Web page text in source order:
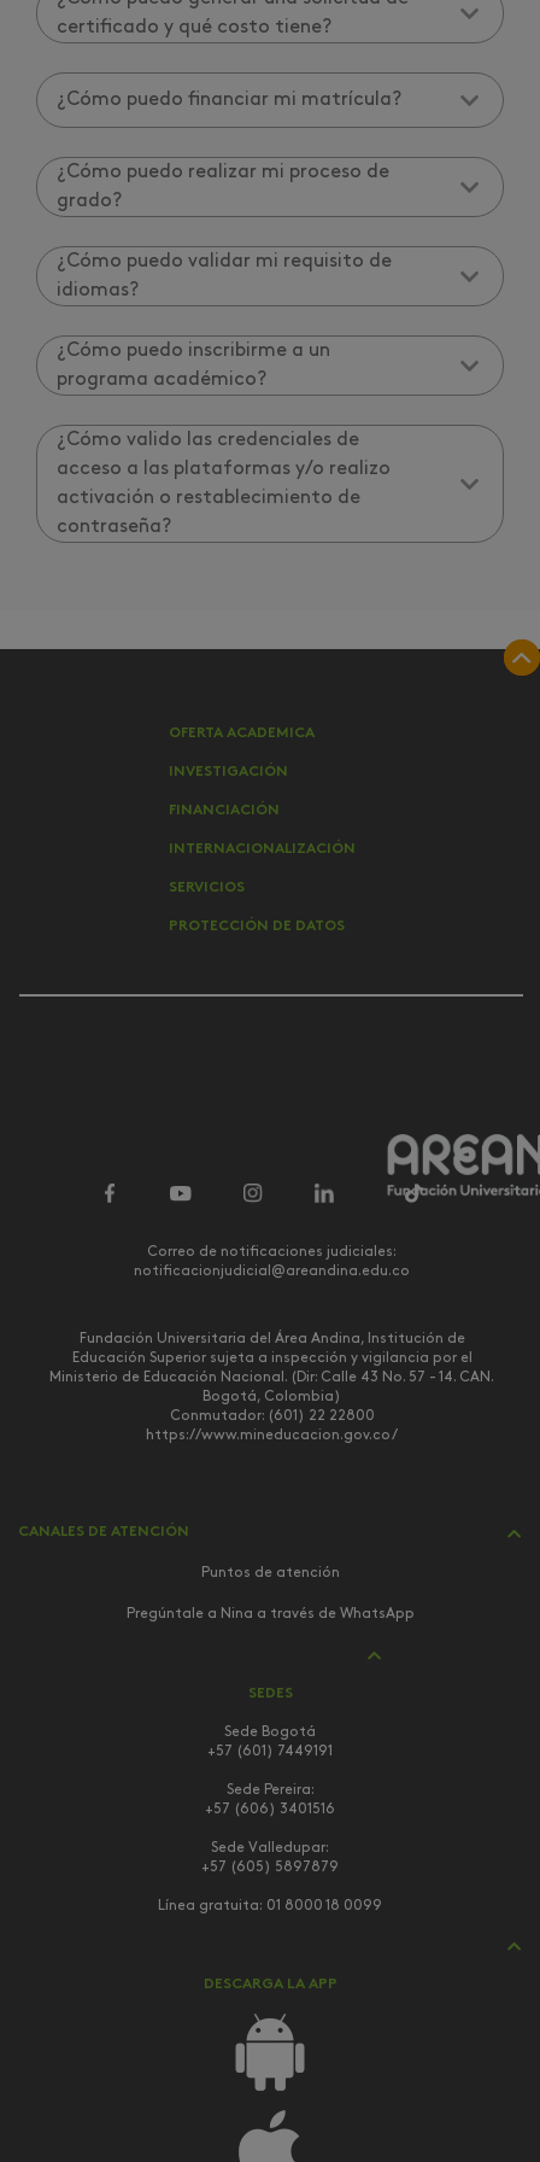
certificado y qué costo tiene?
¿Cómo puedo financiar mi matrícula?
¿Cómo puedo realizar mi proceso de
grado?
¿Cómo puedo validar mi requisito de
idiomas?
¿Cómo puedo inscribirme a un
programa académico?
¿Cómo valido las credenciales de
acceso a las plataformas y/o realizo
activación o restablecimiento de
contraseña?
OFERTA ACADEMICA
INVESTIGACIÓN
FINANCIACIÓN
INTERNACIONALIZACIÓN
SERVICIOS
PROTECCIÓN DE DATOS
Correo de notificaciones judiciales:
notificacionjudicial@areandina.edu.co
Fundación Universitaria del Área Andina, Institución de
Educación Superior sujeta a inspección y vigilancia por el
Ministerio de Educación Nacional. (Dir: Calle 43 No. 57 - 14. CAN.
Bogotá, Colombia)
Conmutador: (601) 22 22800
https://www.mineducacion.gov.co/
CANALES DE ATENCIÓN
Puntos de atención
Pregúntale a Nina a través de WhatsApp
SEDES
Sede Bogotá
+57 (601) 7449191
Sede Pereira:
+57 (606) 3401516
Sede Valledupar:
+57 (605) 5897879
Línea gratuita: 01 8000 18 0099
DESCARGA LA APP